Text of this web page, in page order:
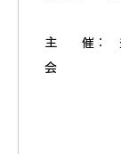
主 催： 多
会